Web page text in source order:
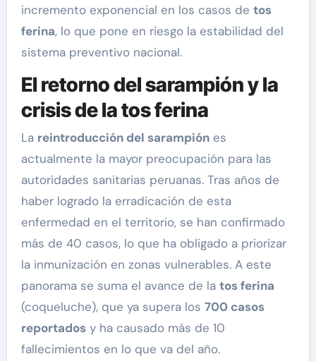
incremento exponencial en los casos de tos
ferina, lo que pone en riesgo la estabilidad del
sistema preventivo nacional.
El retorno del sarampión y la
crisis de la tos ferina
La reintroducción del sarampiónes
actualmente la mayor preocupación para las
autoridades sanitarias peruanas. Tras años de
haber logrado la erradicación de esta
enfermedad en el territorio, se han confirmado
más de 40 casos, lo que ha obligado a priorizar
la inmunización en zonas vulnerables. A este
panorama se suma el avance de la tos ferina
(coqueluche), que ya supera los 700 casos
reportadosy ha causado más de 10
fallecimientos en lo que va del año.